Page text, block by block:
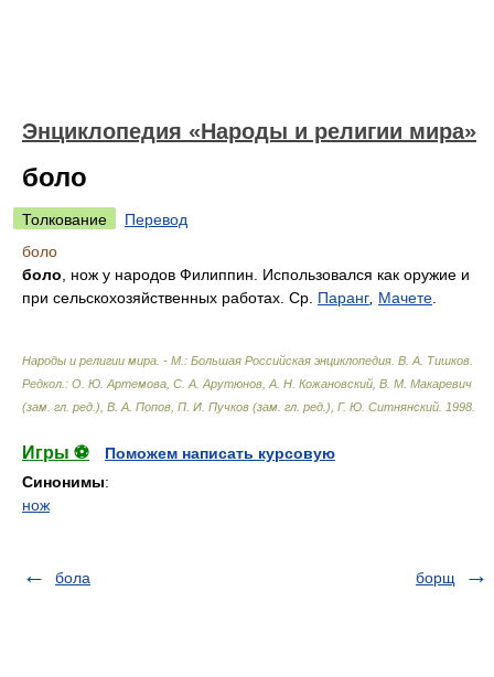
Энциклопедия «Народы и религии мира»
боло
Толкование
Перевод
боло
боло , нож у народов Филиппин. Использовался как оружие и
при сельскохозяйственных работах. Ср. Паранг Мачете
Народы и религии мира. - М.: Большая Российская энциклопедия В. А. Тишков.
Редкол.: О. Ю. Артемова, С. А. Арутюнов, А. Н. Кожановский, В. М. Макаревич
(зам. гл. ред.), В. А. Попов, П. И. Пучков (зам. гл. ред.), Г. Ю. Ситнянский 1998
Игры ⚽
Поможем написать курсовую
Синонимы:
нож
бола борщ